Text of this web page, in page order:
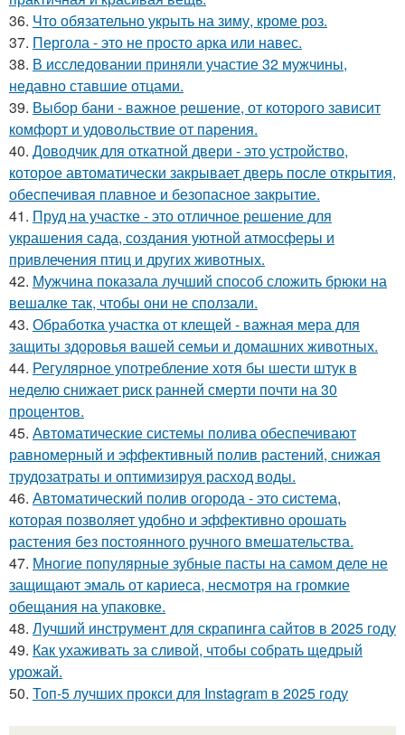
36. Что обязательно укрыть на зиму, кроме роз.
37. Пергола - это не просто арка или навес.
38. В исследовании приняли участие 32 мужчины,
недавно ставшие отцами.
39. Выбор бани - важное решение, от которого зависит
комфорт и удовольствие от парения.
40. Доводчик для откатной двери - это устройство,
которое автоматически закрывает дверь после открытия,
обеспечивая плавное и безопасное закрытие.
41. Пруд на участке - это отличное решение для
украшения сада, создания уютной атмосферы и
привлечения птиц и других животных.
42. Мужчина показала лучший способ сложить брюки на
вешалке так, чтобы они не сползали.
43. Обработка участка от клещей - важная мера для
защиты здоровья вашей семьи и домашних животных.
44. Регулярное употребление хотя бы шести штук в
неделю снижает риск ранней смерти почти на 30
процентов.
45. Автоматические системы полива обеспечивают
равномерный и эффективный полив растений, снижая
трудозатраты и оптимизируя расход воды.
46. Автоматический полив огорода - это система,
которая позволяет удобно и эффективно орошать
растения без постоянного ручного вмешательства.
47. Многие популярные зубные пасты на самом деле не
защищают эмаль от кариеса, несмотря на громкие
обещания на упаковке.
48. Лучший инструмент для скрапинга сайтов в 2025 году
49. Как ухаживать за сливой, чтобы собрать щедрый
урожай.
50. Топ-5 лучших прокси для Instagram в 2025 году